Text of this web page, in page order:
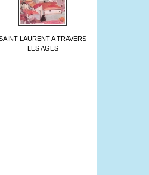
LAURENT A TRAVERS
LES AGES